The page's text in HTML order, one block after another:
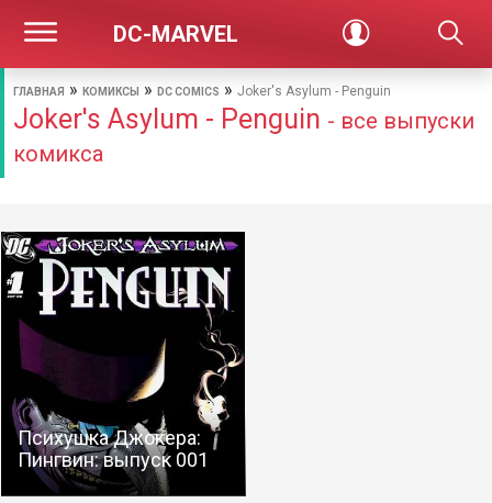
DC-MARVEL
ГЛАВНАЯ » КОМИКСЫ » DC COMICS » Joker's Asylum - Penguin
Joker's Asylum - Penguin - все выпуски
комикса
Психушка Джокера:
Пингвин: выпуск 001